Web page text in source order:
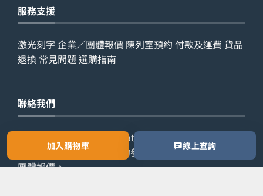
加入購物車
服務支援
激光刻字 企業／團體報價 陳列室預約 付款及運費 貨品
退換 常見問題 選購指南
聯絡我們
WhatsApp：
2861 8762 歡迎預約參觀陳列室，或索取公司／
團體報價。
線上查詢